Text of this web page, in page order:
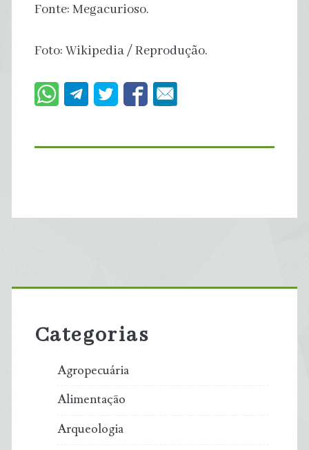
Fonte: Megacurioso.
Foto: Wikipedia / Reprodução.
Primary
Sidebar
Categorias
Agropecuária
Alimentação
Arqueologia